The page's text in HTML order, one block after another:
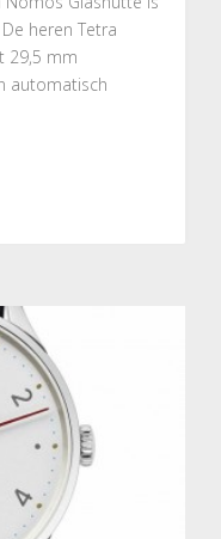
heren Tetra
29,5 mm
automatisch